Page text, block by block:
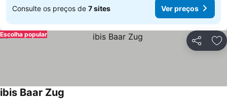
Consulte os preços de 7 sites Ver preços
Partilhar
Escolha popular
ibis Baar Zug